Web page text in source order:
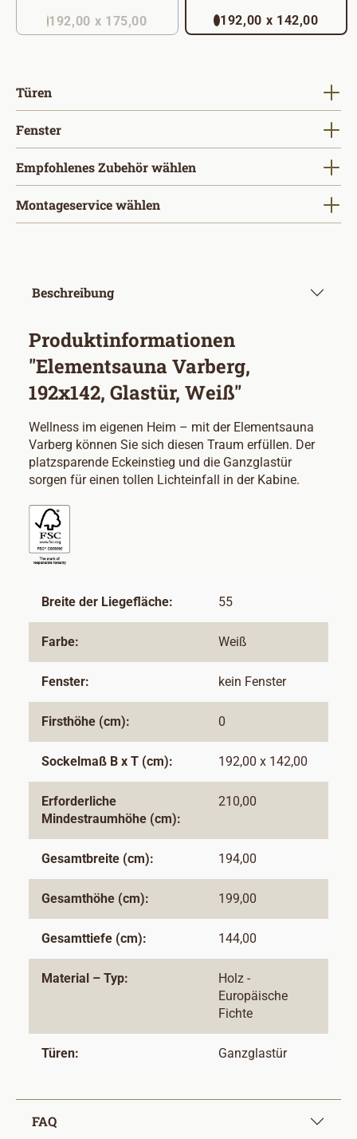
192,00 x 175,00
(Diese Option ist zurzeit nicht verfügbar. )
192,00 x 142,00
Türen
Fensterauswählen
Empfohlenes Zubehör wählen
Montageservice wählen
Beschreibung
Produktinformationen
"Elementsauna Varberg,
192x142, Glastür, Weiß"
Wellness im eigenen Heim – mit der Elementsauna
Varberg können Sie sich diesen Traum erfüllen. Der
platzsparende Eckeinstieg und die Ganzglastür
sorgen für einen tollen Lichteinfall in der Kabine.
Breite der Liegefläche: 55
Farbe: Weiß
Fenster: kein Fenster
Firsthöhe (cm): 0
Sockelmaß B x T (cm): 192,00 x 142,00
Erforderliche
Mindestraumhöhe (cm):
210,00
Gesamtbreite (cm): 194,00
Gesamthöhe (cm): 199,00
Gesamttiefe (cm): 144,00
Material – Typ:
Holz -
Europäische
Fichte
Türen: Ganzglastür
FAQ